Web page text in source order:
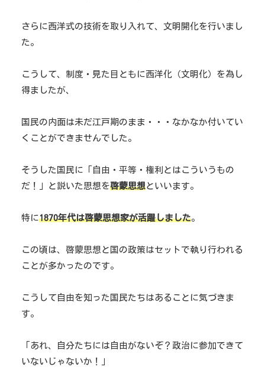
さらに西洋式の技術を取り入れて、文明開化を行いまし
た。
こうして、制度・見た目ともに西洋化（文明化）を為し
得ましたが、
国民の内面は未だ江戸期のまま・・・なかなか付いてい
くことができませんでした。
そうした国民に「自由・平等・権利とはこういうもの
だ！」と説いた思想を啓蒙思想といいます。
特に1870年代は啓蒙思想家が活躍しました。
この頃は、啓蒙思想と国の政策はセットで執り行われる
ことが多かったのです。
こうして自由を知った国民たちはあることに気づきま
す。
「あれ、自分たちには自由がないぞ？政治に参加できて
いないじゃないか！」